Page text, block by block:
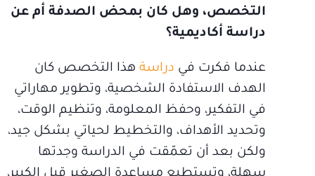
التخصص، وهل كان بمحض الصدفة أم عن
دراسة أكاديمية؟
عندما فكرت في دراسة هذا التخصص كان
الهدف الاستفادة الشخصية، وتطوير مهاراتي
في التفكير، وحفظ المعلومة، وتنظيم الوقت،
وتحديد الأهداف، والتخطيط لحياتي بشكل جيد،
ولكن بعد أن تعمّقت في الدراسة وجدتها